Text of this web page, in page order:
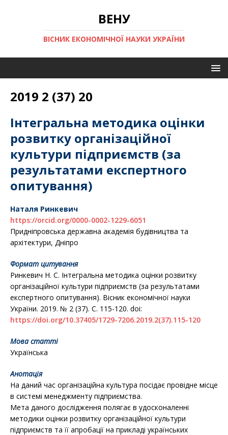
ВЕНУ
ВІСНИК ЕКОНОМІЧНОЇ НАУКИ УКРАЇНИ
2019 2 (37) 20
Інтегральна методика оцінки
розвитку організаційної
культури підприємств (за
результатами експертного
опитування)
Наталя Ринкевич
https://orcid.org/0000-0002-1229-6051
Придніпровська державна академія будівництва та
архітектури, Дніпро
Формат цитування
Ринкевич Н. С. Інтегральна методика оцінки розвитку
організаційної культури підприємств (за результатами
експертного опитування). Вісник економічної науки
України. 2019. № 2 (37). С. 115-120. doi:
https://doi.org/10.37405/1729-7206.2019.2(37).115-120
Мова статті
Українська
Анотація
На даний час організаційна культура посідає провідне місце
в системі менеджменту підприємства.
Мета даного дослідження полягає в удосконаленні
методики оцінки розвитку організаційної культури
підприємств та її апробації на прикладі українських